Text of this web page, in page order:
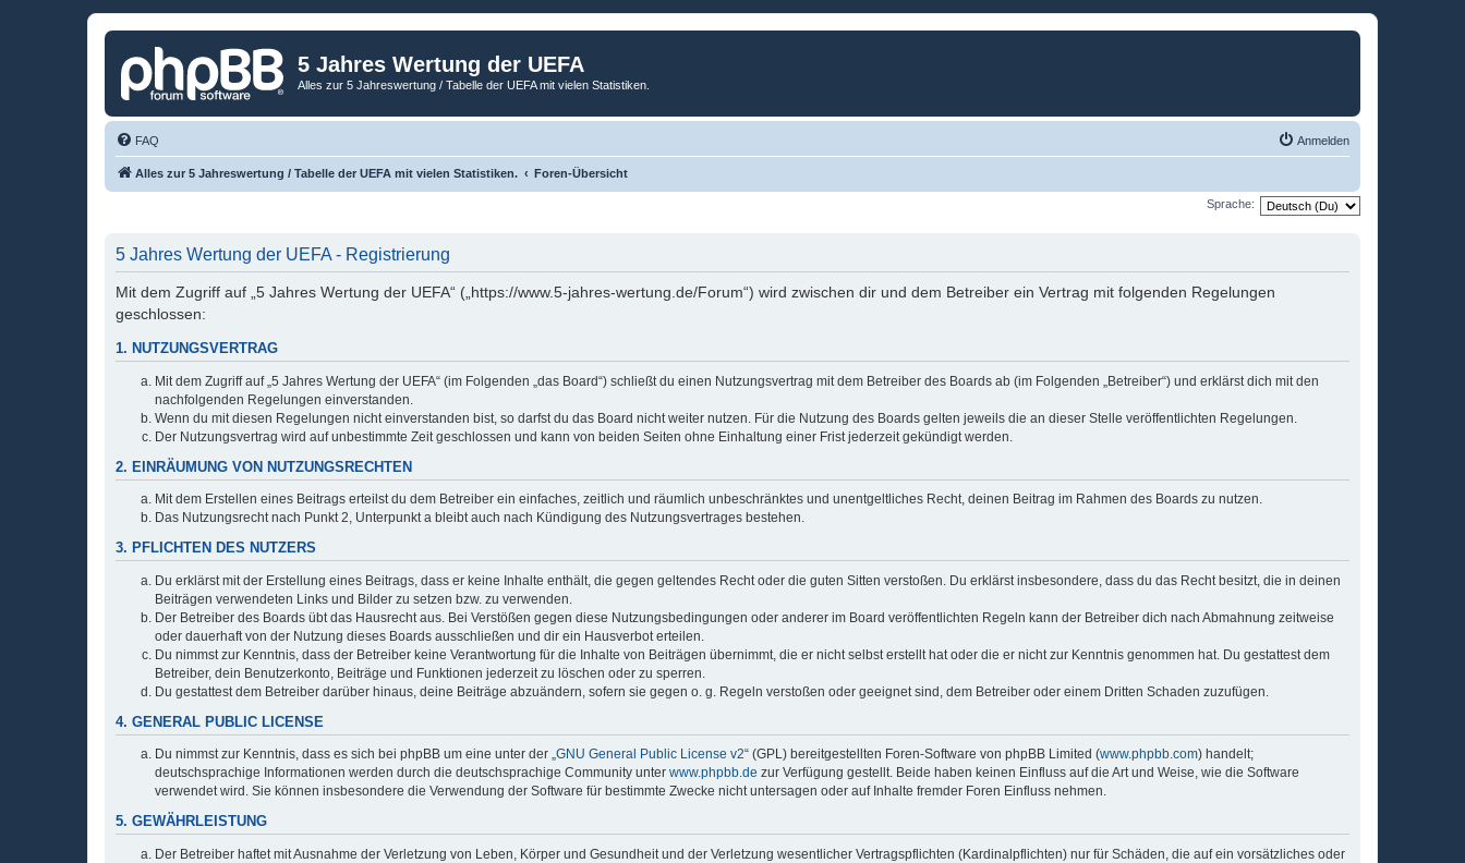
5 Jahres Wertung der UEFA
Alles zur 5 Jahreswertung / Tabelle der UEFA mit vielen Statistiken.
FAQ Anmelden
Alles zur 5 Jahreswertung / Tabelle der UEFA mit vielen Statistiken. Foren-Übersicht
Sprache:
5 Jahres Wertung der UEFA - Registrierung
Mit dem Zugriff auf „5 Jahres Wertung der UEFA“ („https://www.5-jahres-wertung.de/Forum“) wird zwischen dir und dem Betreiber ein Vertrag mit folgenden Regelungen
geschlossen:
1. NUTZUNGSVERTRAG
Mit dem Zugriff auf „5 Jahres Wertung der UEFA“ (im Folgenden „das Board“) schließt du einen Nutzungsvertrag mit dem Betreiber des Boards ab (im Folgenden „Betreiber“) und erklärst dich mit den
nachfolgenden Regelungen einverstanden.
Wenn du mit diesen Regelungen nicht einverstanden bist, so darfst du das Board nicht weiter nutzen. Für die Nutzung des Boards gelten jeweils die an dieser Stelle veröffentlichten Regelungen.
Der Nutzungsvertrag wird auf unbestimmte Zeit geschlossen und kann von beiden Seiten ohne Einhaltung einer Frist jederzeit gekündigt werden.
2. EINRÄUMUNG VON NUTZUNGSRECHTEN
Mit dem Erstellen eines Beitrags erteilst du dem Betreiber ein einfaches, zeitlich und räumlich unbeschränktes und unentgeltliches Recht, deinen Beitrag im Rahmen des Boards zu nutzen.
Das Nutzungsrecht nach Punkt 2, Unterpunkt a bleibt auch nach Kündigung des Nutzungsvertrages bestehen.
3. PFLICHTEN DES NUTZERS
Du erklärst mit der Erstellung eines Beitrags, dass er keine Inhalte enthält, die gegen geltendes Recht oder die guten Sitten verstoßen. Du erklärst insbesondere, dass du das Recht besitzt, die in deinen
Beiträgen verwendeten Links und Bilder zu setzen bzw. zu verwenden.
Der Betreiber des Boards übt das Hausrecht aus. Bei Verstößen gegen diese Nutzungsbedingungen oder anderer im Board veröffentlichten Regeln kann der Betreiber dich nach Abmahnung zeitweise
oder dauerhaft von der Nutzung dieses Boards ausschließen und dir ein Hausverbot erteilen.
Du nimmst zur Kenntnis, dass der Betreiber keine Verantwortung für die Inhalte von Beiträgen übernimmt, die er nicht selbst erstellt hat oder die er nicht zur Kenntnis genommen hat. Du gestattest dem
Betreiber, dein Benutzerkonto, Beiträge und Funktionen jederzeit zu löschen oder zu sperren.
Du gestattest dem Betreiber darüber hinaus, deine Beiträge abzuändern, sofern sie gegen o. g. Regeln verstoßen oder geeignet sind, dem Betreiber oder einem Dritten Schaden zuzufügen.
4. GENERAL PUBLIC LICENSE
Du nimmst zur Kenntnis, dass es sich bei phpBB um eine unter der „GNU General Public License v2“ (GPL) bereitgestellten Foren-Software von phpBB Limited (www.phpbb.com) handelt;
deutschsprachige Informationen werden durch die deutschsprachige Community unter www.phpbb.de zur Verfügung gestellt. Beide haben keinen Einfluss auf die Art und Weise, wie die Software
verwendet wird. Sie können insbesondere die Verwendung der Software für bestimmte Zwecke nicht untersagen oder auf Inhalte fremder Foren Einfluss nehmen.
5. GEWÄHRLEISTUNG
Der Betreiber haftet mit Ausnahme der Verletzung von Leben, Körper und Gesundheit und der Verletzung wesentlicher Vertragspflichten (Kardinalpflichten) nur für Schäden, die auf ein vorsätzliches oder